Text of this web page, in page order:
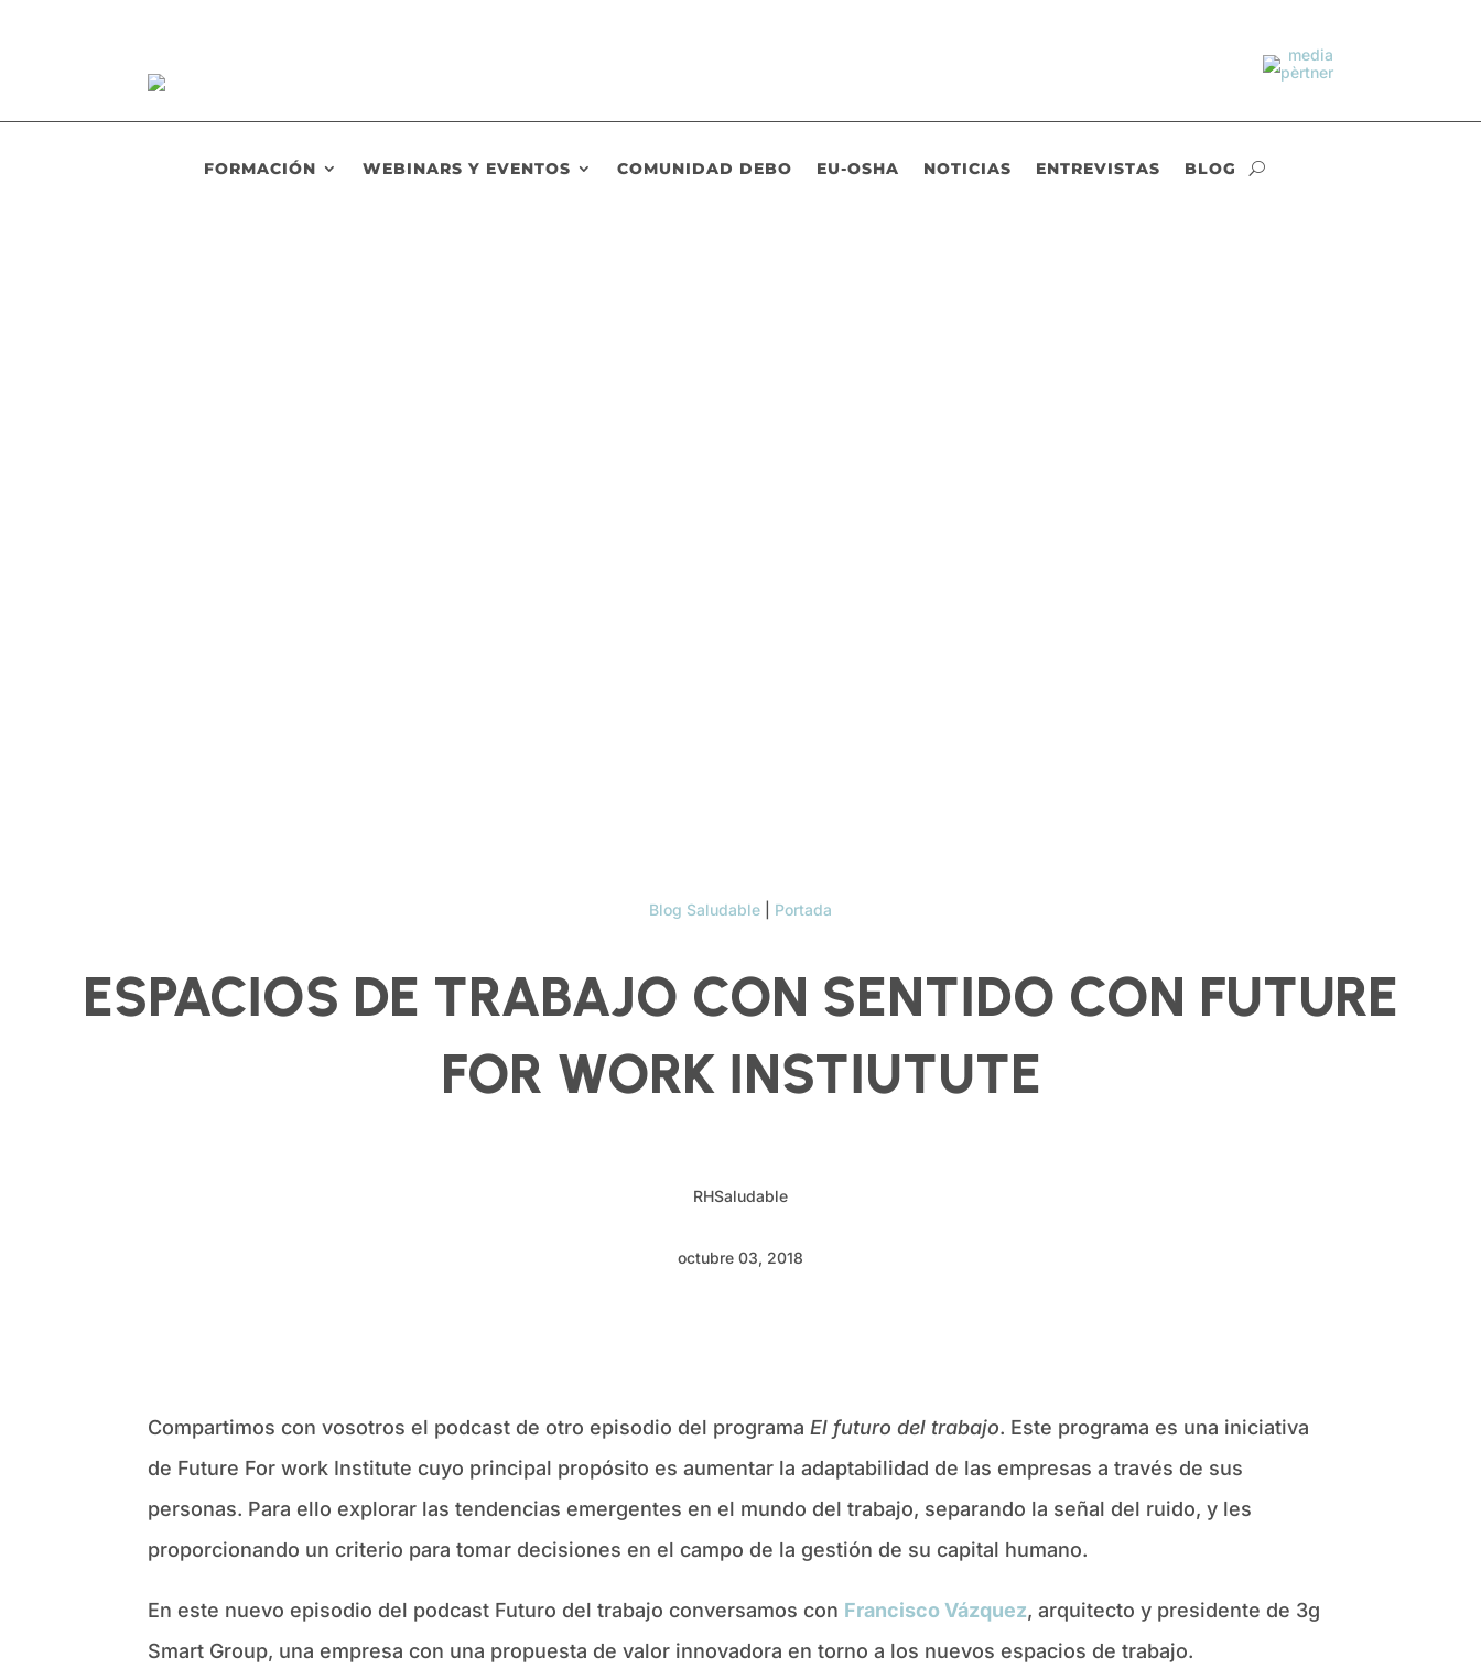
FORMACIÓN WEBINARS Y EVENTOS COMUNIDAD DEBO EU-OSHA NOTICIAS ENTREVISTAS BLOG
Blog Saludable Portada
ESPACIOS DE TRABAJO CON SENTIDO CON FUTURE
FOR WORK INSTIUTUTE
RHSaludable
octubre 03, 2018
Compartimos con vosotros el podcast de otro episodio del programa El futuro del trabajo. Este programa es una iniciativa
de Future For work Institute cuyo principal propósito es aumentar la adaptabilidad de las empresas a través de sus
personas. Para ello explorar las tendencias emergentes en el mundo del trabajo, separando la señal del ruido, y les
proporcionando un criterio para tomar decisiones en el campo de la gestión de su capital humano.
En este nuevo episodio del podcast Futuro del trabajo conversamos con Francisco Vázquez, arquitecto y presidente de 3g
Smart Group, una empresa con una propuesta de valor innovadora en torno a los nuevos espacios de trabajo.